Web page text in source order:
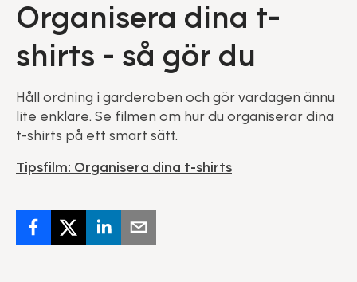
Organisera dina t-
shirts - så gör du
Håll ordning i garderoben och gör vardagen ännu
lite enklare. Se filmen om hur du organiserar dina
t-shirts på ett smart sätt.
Tipsfilm: Organisera dina t-shirts